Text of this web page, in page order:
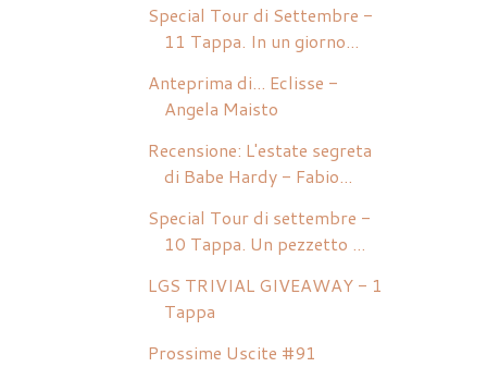
Special Tour di Settembre -
11 Tappa. In un giorno...
Anteprima di... Eclisse -
Angela Maisto
Recensione: L'estate segreta
di Babe Hardy - Fabio...
Special Tour di settembre -
10 Tappa. Un pezzetto ...
LGS TRIVIAL GIVEAWAY - 1
Tappa
Prossime Uscite #91